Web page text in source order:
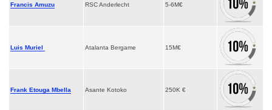
Francis Amuzu RSC Anderlecht 5-6M€
Luis Muriel Atalanta Bergame 15M€
Frank Etouga Mbella Asante Kotoko 250K €